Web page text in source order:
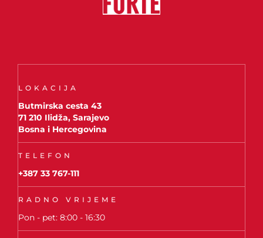
LOKACIJA
Butmirska cesta 43
71 210 Ilidža, Sarajevo
Bosna i Hercegovina
TELEFON
+387 33 767-111
RADNO VRIJEME
Pon - pet: 8:00 - 16:30